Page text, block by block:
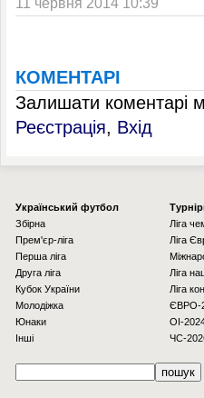
КОМЕНТАРІ
Залишати коментарі
Реєстрація, Вхід
Українcький футбол
Збірна
Прем'єр-ліга
Перша ліга
Друга ліга
Кубок України
Молодіжка
Юнаки
Інші
Ліга
Ліга
Ліга
Ліга
ЄВРО-
OI-
ЧС-